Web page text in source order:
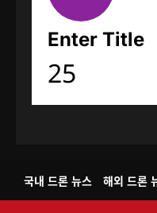
Enter Title
25
국내 드론 뉴스 해외 드론